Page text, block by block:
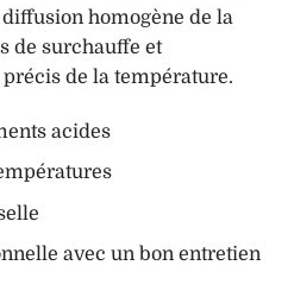
homogène de la
de surchauffe et
de la température.
acides
avec un bon entretien